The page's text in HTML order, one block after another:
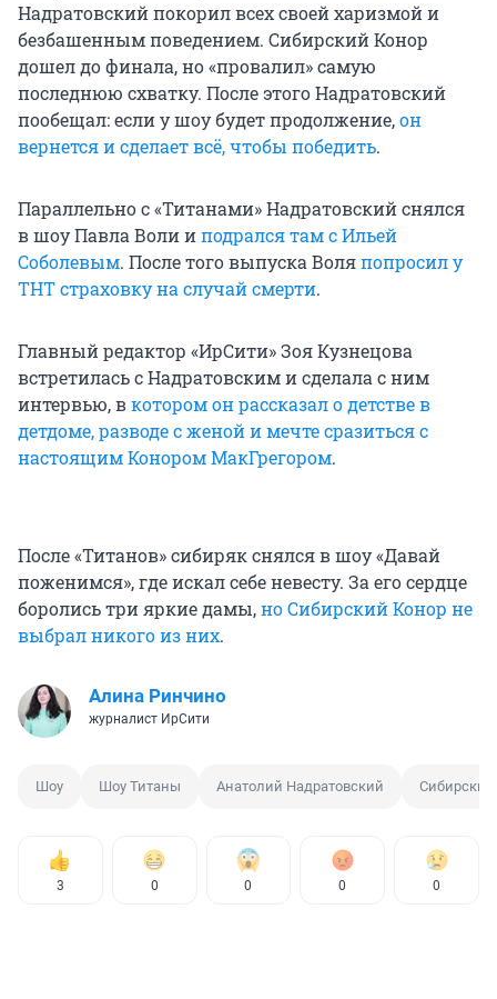
Надратовский покорил всех своей харизмой и
безбашенным поведением. Сибирский Конор
дошел до финала, но «провалил» самую
последнюю схватку. После этого Надратовский
пообещал: если у шоу будет продолжение,он
вернется и сделает всё, чтобы победить.
Параллельно с «Титанами» Надратовский снялся
в шоу Павла Воли иподрался там с Ильей
Соболевым. После того выпуска Воляпопросил у
ТНТ страховку на случай смерти.
Главный редактор «ИрСити» Зоя Кузнецова
встретилась с Надратовским и сделала с ним
интервью, вкотором он рассказал о детстве в
детдоме, разводе с женой и мечте сразиться с
настоящим Конором МакГрегором.
После «Титанов» сибиряк снялся в шоу «Давай
поженимся», где искал себе невесту. За его сердце
боролись три яркие дамы,но Сибирский Конор не
выбрал никого из них.
Алина Ринчино
журналист ИрСити
Шоу Шоу Титаны Анатолий Надратовский
3 0 0 0 0